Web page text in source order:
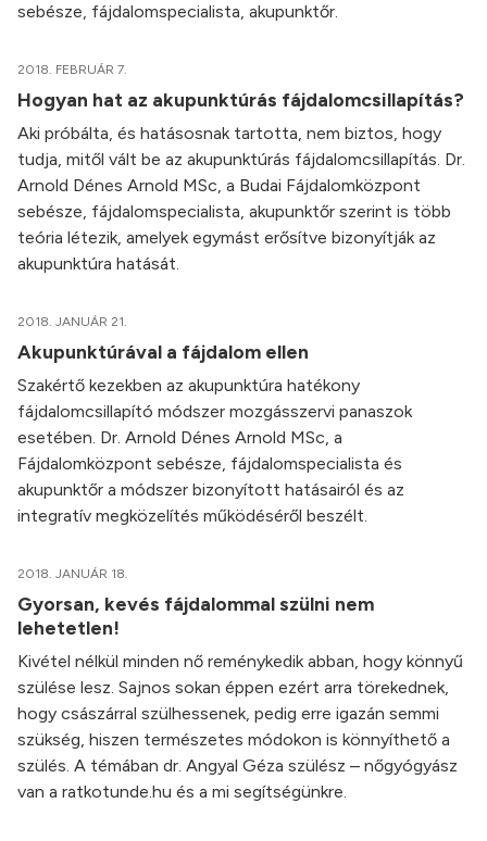
sebésze, fájdalomspecialista, akupunktőr.
2018. FEBRUÁR 7.
Hogyan hat az akupunktúrás fájdalomcsillapítás?
Aki próbálta, és hatásosnak tartotta, nem biztos, hogy
tudja, mitől vált be az akupunktúrás fájdalomcsillapítás. Dr.
Arnold Dénes Arnold MSc, a Budai Fájdalomközpont
sebésze, fájdalomspecialista, akupunktőr szerint is több
teória létezik, amelyek egymást erősítve bizonyítják az
akupunktúra hatását.
2018. JANUÁR 21.
Akupunktúrával a fájdalom ellen
Szakértő kezekben az akupunktúra hatékony
fájdalomcsillapító módszer mozgásszervi panaszok
esetében. Dr. Arnold Dénes Arnold MSc, a
Fájdalomközpont sebésze, fájdalomspecialista és
akupunktőr a módszer bizonyított hatásairól és az
integratív megközelítés működéséről beszélt.
2018. JANUÁR 18.
Gyorsan, kevés fájdalommal szülni nem
lehetetlen!
Kivétel nélkül minden nő reménykedik abban, hogy könnyű
szülése lesz. Sajnos sokan éppen ezért arra törekednek,
hogy császárral szülhessenek, pedig erre igazán semmi
szükség, hiszen természetes módokon is könnyíthető a
szülés. A témában dr. Angyal Géza szülész – nőgyógyász
van a ratkotunde.hu és a mi segítségünkre.